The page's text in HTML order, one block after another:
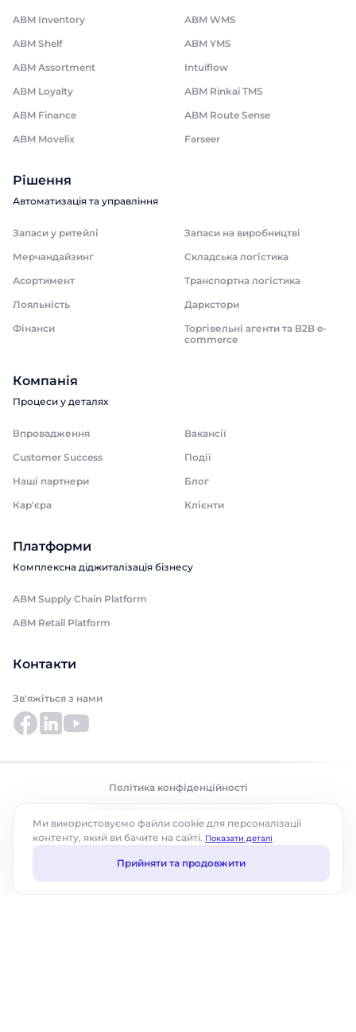
ABM Inventory
ABM WMS
ABM Shelf
ABM YMS
ABM Assortment
Intuiflow
ABM Loyalty
ABM Rinkai TMS
ABM Finance
ABM Route Sense
ABM Movelix
Farseer
Рішення
Автоматизація та управління
Запаси у ритейлі
Запаси на виробництві
Мерчандайзинг
Складська логістика
Асортимент
Транспортна логістика
Лояльність
Даркстори
Фінанси
Торгівельні агенти та B2B e-
commerce
Компанія
Процеси у деталях
Впровадження
Вакансії
Customer Success
Події
Наші партнери
Блог
Кар'єра
Клієнти
Платформи
Комплексна діджиталізація бізнесу
ABM Supply Chain Platform
ABM Retail Platform
Контакти
Зв'яжіться з нами
Політика конфіденційності
Ми використовуємо файли cookie для персоналізації
контенту, який ви бачите на сайті. Показати деталі
Прийняти та продовжити